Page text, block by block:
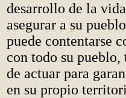
desarrollo de la
asegurar a su
puede contentarse
con todo su
de actuar para
en su propio